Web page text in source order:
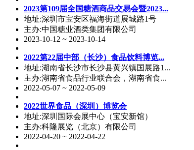
2023第109届全国糖酒商品交易会暨2023...
地址:深圳市宝安区福海街道展城路1号
主办:中国糖业酒类集团有限公司
2023-10-12 ~ 2023-10-14
2022第22届中部（长沙）食品饮料博览...
地址:湖南省长沙市长沙县黄兴镇国展路1...
主办:湖南省食品行业联合会，湖南省食...
2022-05-07 ~ 2022-05-09
2022世界食品（深圳）博览会
地址:深圳国际会展中心（宝安新馆）
主办:科隆展览（北京）有限公司
2022-04-20 ~ 2022-04-22